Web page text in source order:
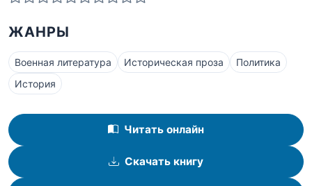
ЖАНРЫ
Военная литература Историческая проза
Политика
История
Читать онлайн
Скачать книгу